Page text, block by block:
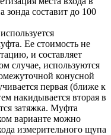
зонда составит до 100
Ее стоимость не
и составляет
случае, используются
конусной
первая (ближе к
накидывается вторая в
затяжка. Муфта
варианте можно
измерительного щупа